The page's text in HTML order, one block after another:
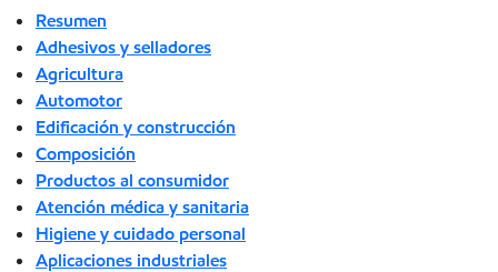
Resumen
Adhesivos y selladores
Agricultura
Automotor
Edificación y construcción
Composición
Productos al consumidor
Atención médica y sanitaria
Higiene y cuidado personal
Aplicaciones industriales